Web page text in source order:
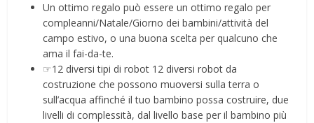
Un ottimo regalo può essere un ottimo regalo per
compleanni/Natale/Giorno dei bambini/attività del
campo estivo, o una buona scelta per qualcuno che
ama il fai-da-te.
☞12 diversi tipi di robot 12 diversi robot da
costruzione che possono muoversi sulla terra o
sull’acqua affinché il tuo bambino possa costruire, due
livelli di complessità, dal livello base per il bambino più